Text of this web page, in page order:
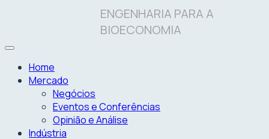
ENGENHARIA PARA A
BIOECONOMIA
Home
Mercado
Negócios
Eventos e Conferências
Opinião e Análise
Indústria